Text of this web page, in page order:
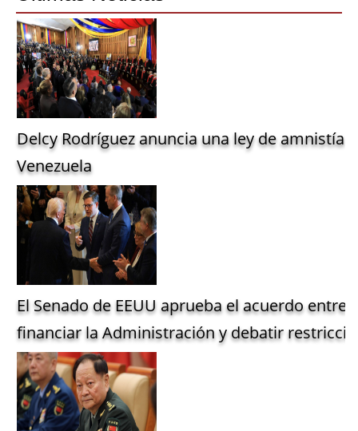
Delcy Rodríguez anuncia una ley de amnistía
Venezuela
El Senado de EEUU aprueba el acuerdo entre
financiar la Administración y debatir